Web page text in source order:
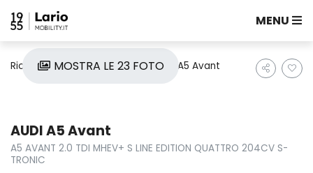
MENU
Ricerca auto Usate Audi A5 Avant
MOSTRA LE 23 FOTO
AUDI A5 Avant
A5 AVANT 2.0 TDI MHEV+ S LINE EDITION QUATTRO 204CV S-
TRONIC